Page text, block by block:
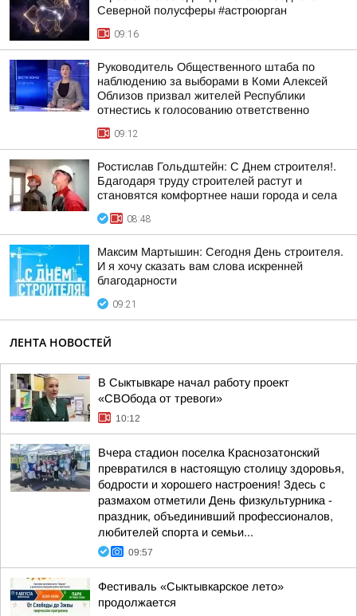
Северной полусферы #астроюрган
09:16
Руководитель Общественного штаба по
наблюдению за выборами в Коми Алексей
Облизов призвал жителей Республики
отнестись к голосованию ответственно
09:12
Ростислав Гольдштейн: С Днем строителя!.
Бдагодаря труду строителей растут и
становятся комфортнее наши города и села
08:48
Максим Мартышин: Сегодня День строителя.
И я хочу сказать вам слова искренней
благодарности
09:21
ЛЕНТА НОВОСТЕЙ
В Сыктывкаре начал работу проект
«СВОбода от тревоги»
10:12
Вчера стадион поселка Краснозатонский
превратился в настоящую столицу здоровья,
бодрости и хорошего настроения! Здесь с
размахом отметили День физкультурника -
праздник, объединивший профессионалов,
любителей спорта и семьи...
09:57
Фестиваль «Сыктывкарское лето»
продолжается